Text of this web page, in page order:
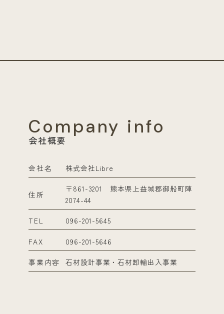
Company info
会社概要
会社名 株式会社Libre
住所
〒861-3201 熊本県上益城郡御船町陣
2074-44
TEL 096-201-5645
FAX 096-201-5646
事業内容 石材設計事業・石材卸輸出入事業